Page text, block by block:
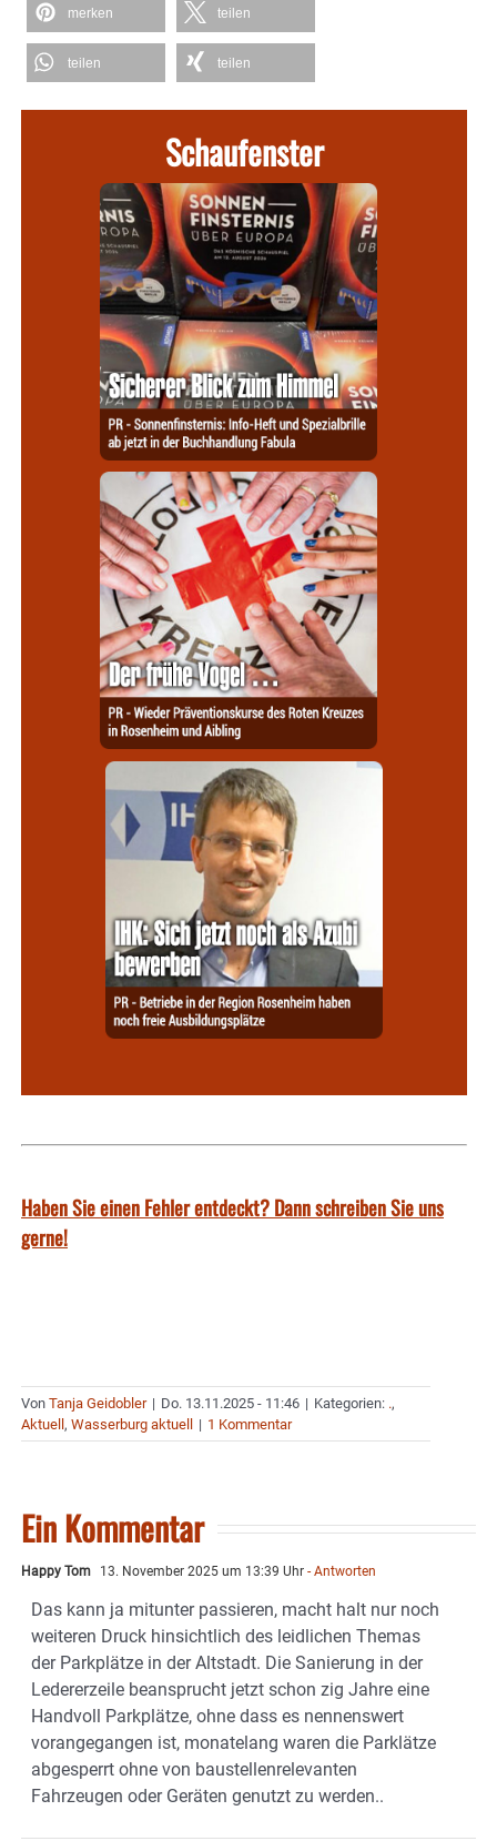
merken teilen
teilen teilen
Schaufenster
Haben Sie einen Fehler entdeckt? Dann schreiben Sie uns
gerne!
Von Tanja Geidobler | Do. 13.11.2025 - 11:46 | Kategorien: .,
Aktuell , Wasserburg aktuell | 1 Kommentar
Ein Kommentar
Happy Tom 13. November 2025 um 13:39 Uhr - Antworten
Das kann ja mitunter passieren, macht halt nur noch
weiteren Druck hinsichtlich des leidlichen Themas
der Parkplätze in der Altstadt. Die Sanierung in der
Ledererzeile beansprucht jetzt schon zig Jahre eine
Handvoll Parkplätze, ohne dass es nennenswert
vorangegangen ist, monatelang waren die Parklätze
abgesperrt ohne von baustellenrelevanten
Fahrzeugen oder Geräten genutzt zu werden..